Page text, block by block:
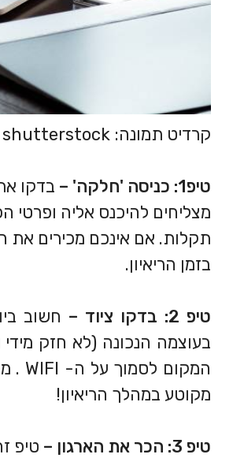
קרדיט תמונה: shutterstock
טיפ1: כניסה 'חלקה' –
בדקו
מצליחים להיכנס אליה ופרטי
תקלות. אם אינכם מכירים את
בזמן הריאיון.
טיפ 2: בדקו ציוד –
חשוב
בעוצמה הנכונה (לא חזק
המקום לסמוך על ה- WIFI
.
מקוטע במהלך הריאיון!
טיפ 3: הכר את הארגון –
טיפ